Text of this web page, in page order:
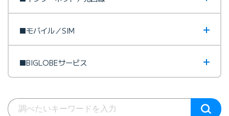
■モバイル／SIM
■BIGLOBEサービス